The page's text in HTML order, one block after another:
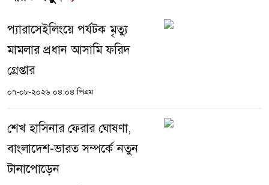
প্যারাসেইলিংয়ে পর্যটক মৃত্যু
মামলার প্রধান আসামি ফরিদ
গ্রেপ্তার
০৭-০৮-২০২৬ ০৪:০৪ পিএম
শেখ হাসিনার ফেরার ঘোষণা,
বাংলাদেশ-ভারত সম্পর্কে নতুন
টানাপোড়েন